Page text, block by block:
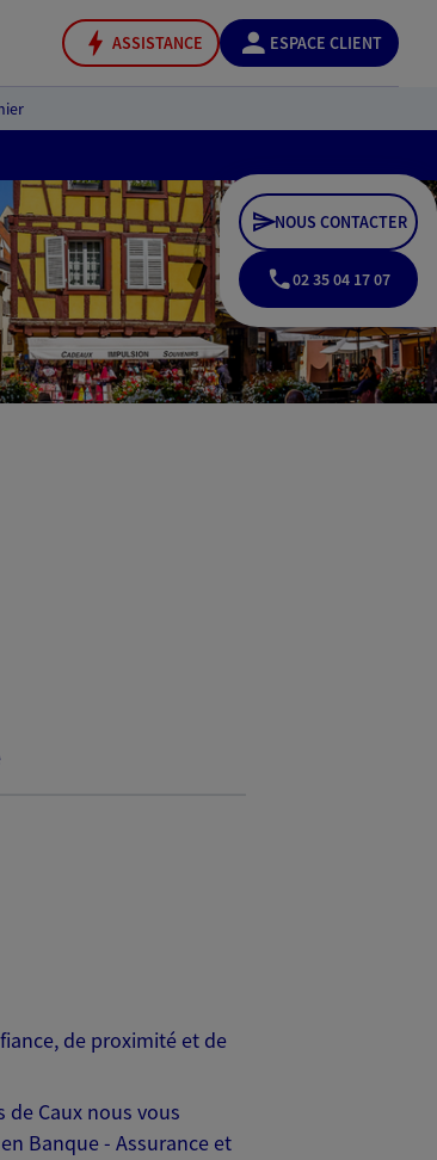
ASSISTANCE ESPACE CLIENT
NOUS CONTACTER
02 35 04 17 07
de proximité et de
Caux nous vous
Banque - Assurance et